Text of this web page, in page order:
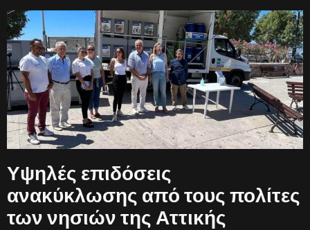
Υψηλές επιδόσεις
ανακύκλωσης από τους πολίτες
των νησιών της Αττικής